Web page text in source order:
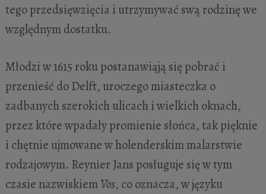
tego przedsięwzięcia i utrzymywać swą rodzinę we
względnym dostatku.
Młodzi w 1615 roku postanawiąją się pobrać i
przenieść do Delft, uroczego miasteczka o
zadbanych szerokich ulicach i wielkich oknach,
przez które wpadały promienie słońca, tak pięknie
i chętnie ujmowane w holenderskim malarstwie
rodzajowym. Reynier Jans posługuje się w tym
czasie nazwiskiemVos, co oznacza, w języku